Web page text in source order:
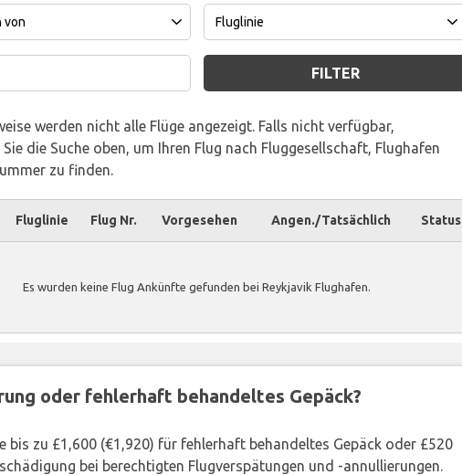
FILTER
werden nicht alle Flüge angezeigt. Falls nicht verfügbar,
die Suche oben, um Ihren Flug nach Fluggesellschaft, Flughafen
zu finden.
Fluglinie Flug Nr. Vorgesehen Angen./Tatsächlich Status
Es wurden keine Flug Ankünfte gefunden bei Reykjavik Flughafen.
oder fehlerhaft behandeltes Gepäck?
bis zu £1,600 (€1,920) für fehlerhaft behandeltes Gepäck oder £520
bei berechtigten Flugverspätungen und -annullierungen.